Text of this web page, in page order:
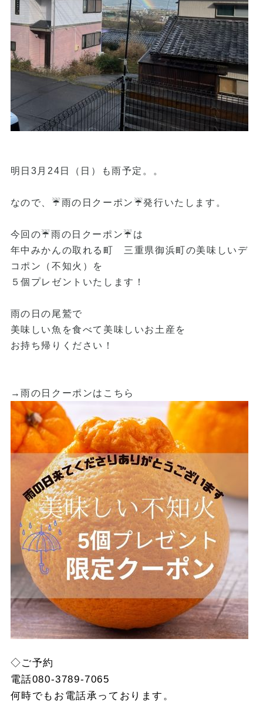
明日3月24日（日）も雨予定。。
なので、☔️雨の日クーポン☔️発行いたします。
今回の☔️雨の日クーポン☔️は
年中みかんの取れる町 三重県御浜町の美味しいデ
コポン（不知火）を
５個プレゼントいたします！
雨の日の尾鷲で
美味しい魚を食べて美味しいお土産を
お持ち帰りください！
→雨の日クーポンはこちら
◇ご予約
電話080-3789-7065
何時でもお電話承っております。